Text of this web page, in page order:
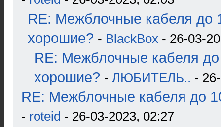
RE: Межблочные кабеля до
хорошие? - BlackBox - 26-03-
RE: Межблочные кабеля до
хорошие? - ЛЮБИТЕЛЬ.. -
RE: Межблочные кабеля до
- roteid - 26-03-2023, 02:27